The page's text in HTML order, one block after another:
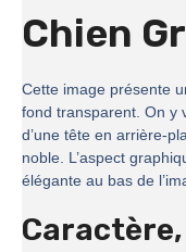
Chien
Cette image présente
fond transparent. On y
d’une tête en arrière-
noble. L’aspect
élégante au bas de